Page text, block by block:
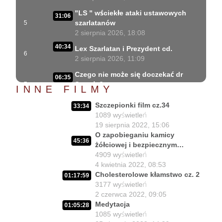
5
31:06
"LS " wściekłe ataki ustawowych
szarlatanów
2 sierpnia 2026, 18:08
6
40:34
Lex Szarlatan i Prezydent cd.
2 sierpnia 2026, 11:09
7
06:35 Czego nie może się doczekać dr
Suwała?
1 sierpnia 2026, 16:01
Szczepionkowa bańka w końcu
1 sierpnia 2026, 10:02
NIESPODZIANKA u Prezydenta
Nawrockiego!!
30 lipca 2026, 15:45
Czy Prezydent uratuje chorych
Polaków?
29 lipca 2026, 11:00
Czy da się lepiej leczyć ?
INNE FILMY
33:34
Szczepionki film cz.34
1089 wyświetleń
19 sierpnia 2022, 15:06
45:36
O zapobieganiu kamicy
żółciowej i bezpiecznym
rozpuszczaniu kamieni
żółciowych
4909 wyświetleń
4 kwietnia 2022, 08:53
01:17:59
Cholesterolowe kłamstwo cz. 2
3177 wyświetleń
2 czerwca 2022, 09:05
01:05:28
Medytacja
1085 wyświetleń